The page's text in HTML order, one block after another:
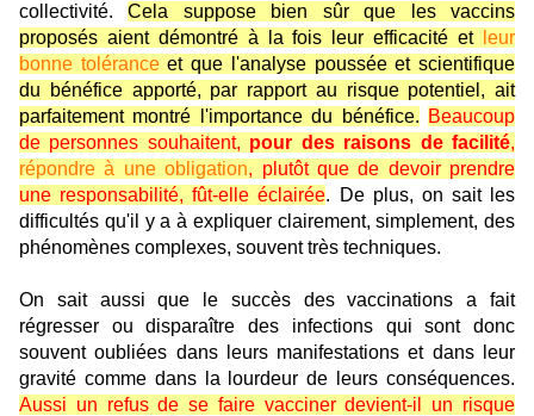
collectivité.Cela suppose bien sûr que les vaccins
proposés aient démontré à la fois leur efficacité et
leur
bonne toléranceet que l'analyse poussée et scientifique
du bénéfice apporté, par rapport au risque potentiel, ait
parfaitement montré l'importance du bénéfice. Beaucoup
de personnes souhaitent, pour des raisons de facilité,
répondre à une obligation, plutôt que de devoir prendre
une responsabilité, fût-elle éclairée. De plus, on sait les
difficultés qu'il y a à expliquer clairement, simplement, des
phénomènes complexes, souvent très techniques.
On sait aussi que le succès des vaccinations a fait
régresser ou disparaître des infections qui sont donc
souvent oubliées dans leurs manifestations et dans leur
gravité comme dans la lourdeur de leurs conséquences.
Aussi un refus de se faire vacciner devient-il un risque